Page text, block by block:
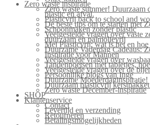
Zero waste inspiratie
Zero waste summer! Duurzaam
plastic en afval.
Plasticvrij back to school and
De beste tips om te starten met
Schoonmaken zonder plastic
Veelgestelde vragen over vaste
duurzaam en palmolievrij
Mei Plasticvrij: wat is het en hoe
Duurzame Vaderdag Cadeaus:
Inspiratie voor Mannen
Veelgestelde vragen over
Tandenpoetsen met tabletjes,
Veelgestelde vragen over de
Persoonlijke blogs van Inge
Duurzame Moederdaginspiratie!
Duurzaam plasticvrij
Zero waste December-inspiratie
SHOP
Klantenservice
Contact
Levertijd en verzending
Retourneren
Betalingsmogelijkheden